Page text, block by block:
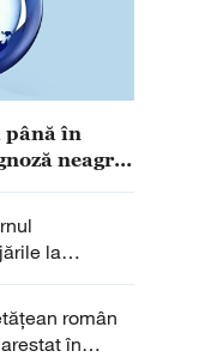
până în
neagră
la
și
român
în